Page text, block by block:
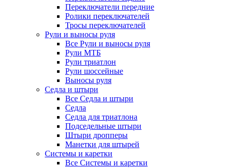
Переключатели передние
Ролики переключателей
Тросы переключателей
Рули и выносы руля
Все Рули и выносы руля
Рули МТБ
Рули триатлон
Рули шоссейные
Выносы руля
Седла и штыри
Все Седла и штыри
Седла
Седла для триатлона
Подседельные штыри
Штыри дропперы
Манетки для штырей
Системы и каретки
Все Системы и каретки